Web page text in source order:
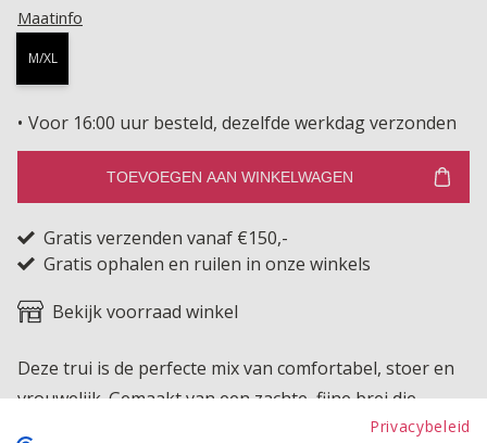
Maatinfo
M/XL
Voor 16:00 uur besteld, dezelfde werkdag verzonden
TOEVOEGEN AAN WINKELWAGEN
Gratis verzenden vanaf €150,-
Gratis ophalen en ruilen in onze winkels
Bekijk voorraad winkel
Deze trui is de perfecte mix van comfortabel, stoer en
vrouwelijk. Gemaakt van een zachte, fijne brei die
heerlijk warm is zonder te kriebelen, met eenPrivacybeleid